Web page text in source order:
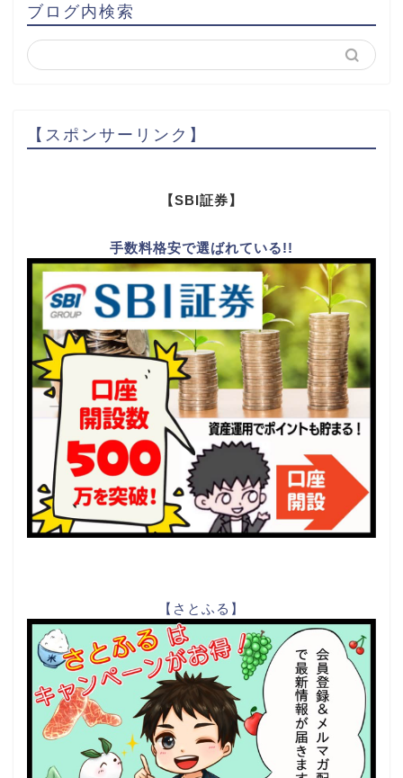
ブログ内検索
【スポンサーリンク】
【SBI証券】
手数料格安で選ばれている!!
【さとふる】